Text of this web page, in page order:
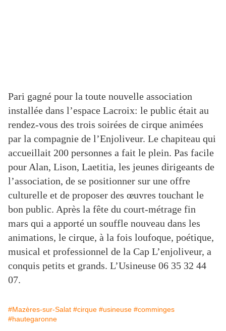
Pari gagné pour la toute nouvelle association
installée dans l’espace Lacroix: le public était au
rendez-vous des trois soirées de cirque animées
par la compagnie de l’Enjoliveur. Le chapiteau qui
accueillait 200 personnes a fait le plein. Pas facile
pour Alan, Lison, Laetitia, les jeunes dirigeants de
l’association, de se positionner sur une offre
culturelle et de proposer des œuvres touchant le
bon public. Après la fête du court-métrage fin
mars qui a apporté un souffle nouveau dans les
animations, le cirque, à la fois loufoque, poétique,
musical et professionnel de la Cap L’enjoliveur, a
conquis petits et grands. L’Usineuse 06 35 32 44
07.
#Mazères-sur-Salat #cirque #usineuse #comminges
#hautegaronne